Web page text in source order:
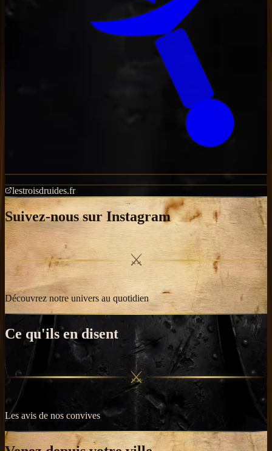
lestroisdruides.fr
Suivez-nous sur Instagram
⚔
Découvrez notre univers au quotidien
Ce qu'ils en disent
⚔
Les avis de nos convives